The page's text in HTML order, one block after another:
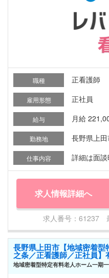
職種 正看護師
雇用形態 正社員
給与 月給
勤務地 長野県上
仕事内容 詳細は面談
求人情報詳細へ
求人番号：61237
長野県上田市【地域密着
之条／正看護師／正社員
地域密着型特定有料老人ホーム一期